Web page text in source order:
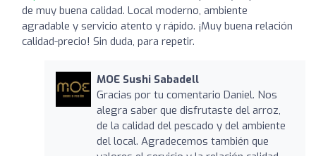
de muy buena calidad. Local moderno, ambiente
agradable y servicio atento y rápido. ¡Muy buena relación
calidad-precio! Sin duda, para repetir.
MOE Sushi Sabadell
Gracias por tu comentario Daniel. Nos
alegra saber que disfrutaste del arroz,
de la calidad del pescado y del ambiente
del local. Agradecemos también que